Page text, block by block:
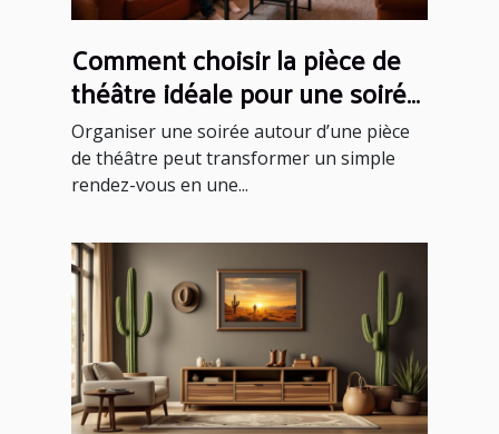
Comment choisir la pièce de
théâtre idéale pour une soirée
réussie ?
Organiser une soirée autour d’une pièce
de théâtre peut transformer un simple
rendez-vous en une...